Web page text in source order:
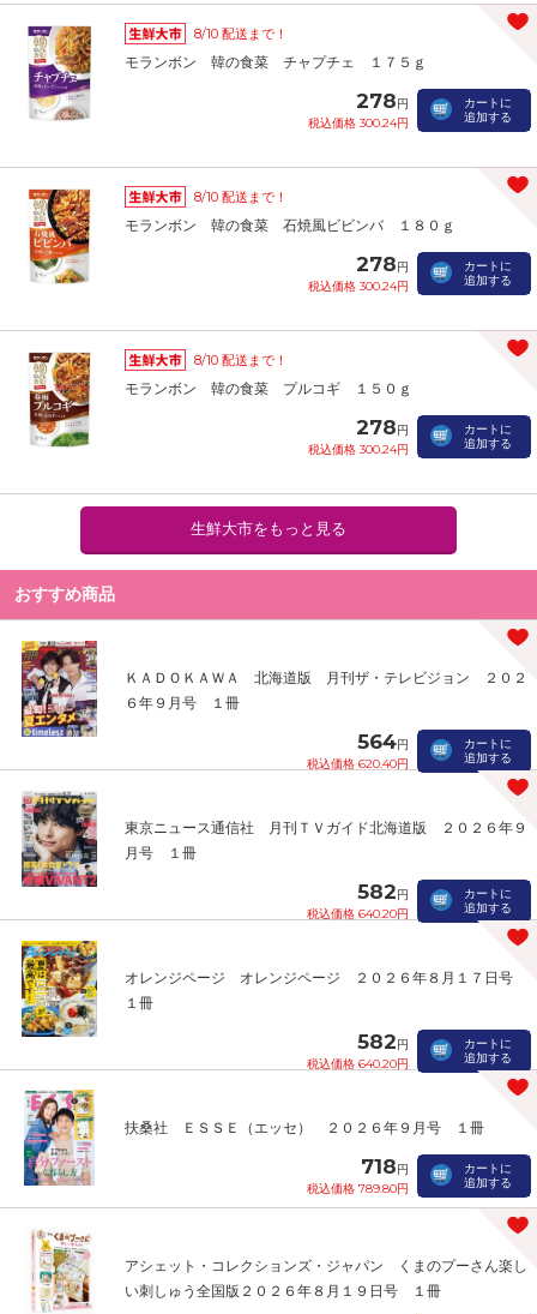
8/10 配送まで！
モランボン 韓の食菜 チャプチェ １７５ｇ
278円
税込価格 300.24円
カートに
追加する
8/10 配送まで！
モランボン 韓の食菜 石焼風ビビンバ １８０ｇ
278円
税込価格 300.24円
カートに
追加する
8/10 配送まで！
モランボン 韓の食菜 プルコギ １５０ｇ
278円
税込価格 300.24円
カートに
追加する
生鮮大市をもっと見る
おすすめ商品
ＫＡＤＯＫＡＷＡ 北海道版 月刊ザ・テレビジョン ２０２
６年９月号 １冊
564円
税込価格 620.40円
カートに
追加する
東京ニュース通信社 月刊ＴＶガイド北海道版 ２０２６年９
月号 １冊
582円
税込価格 640.20円
カートに
追加する
オレンジページ オレンジページ ２０２６年８月１７日号
１冊
582円
税込価格 640.20円
カートに
追加する
扶桑社 ＥＳＳＥ（エッセ） ２０２６年９月号 １冊
718円
税込価格 789.80円
カートに
追加する
アシェット・コレクションズ・ジャパン くまのプーさん楽し
い刺しゅう全国版２０２６年８月１９日号 １冊